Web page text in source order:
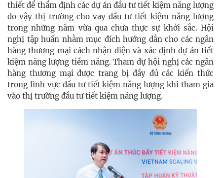
thiết để thẩm định các dự án đầu tư tiết kiệm năng lượng
do vậy thị trường cho vay đầu tư tiết kiệm năng lượng
trong những năm vừa qua chưa thực sự khởi sắc. Hội
nghị tập huấn nhằm mục đích hướng dẫn cho các ngân
hàng thương mại cách nhận diện và xác định dự án tiết
kiệm năng lượng tiềm năng. Tham dự hội nghị các ngân
hàng thương mại được trang bị đầy đủ các kiến thức
trong lĩnh vực đầu tư tiết kiệm năng lượng khi tham gia
vào thị trường đầu tư tiết kiệm năng lượng.